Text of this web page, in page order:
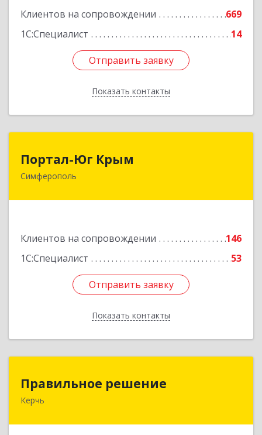
Клиентов на сопровождении
669
1С:Специалист
14
Отправить заявку
Показать контакты
Отправить заявку
Назад
Портал-Юг Крым
Симферополь
Клиентов на сопровождении
146
1С:Специалист
53
Отправить заявку
Показать контакты
295015, Крым Респ, Симферополь г, Козлова ул,
Отправить заявку
Назад
Правильное решение
Керчь298330, Крым Респ, Керчь г, Адмиралтейский